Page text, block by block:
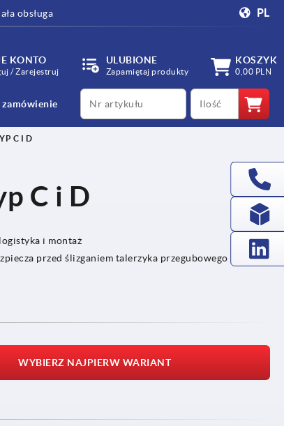
obsługa PL
KONTO
/ Zarejestruj
ULUBIONE
Zapamiętaj produkty
KOSZYK
0,00 PLN
productCode qty
C I D
C i D
i montaż
przed ślizganiem talerzyka przegubowego
WYBIERZ NAJPIERW WARIANT